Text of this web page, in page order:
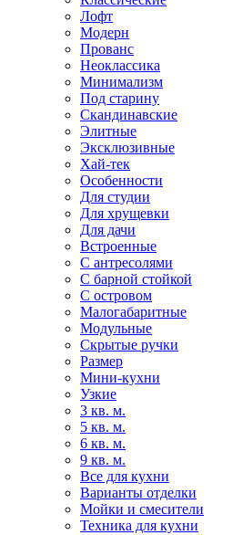
Лофт
Модерн
Прованс
Неоклассика
Минимализм
Под старину
Скандинавские
Элитные
Эксклюзивные
Хай-тек
Особенности
Для студии
Для хрущевки
Для дачи
Встроенные
С антресолями
С барной стойкой
С островом
Малогабаритные
Модульные
Скрытые ручки
Размер
Мини-кухни
Узкие
3 кв. м.
5 кв. м.
6 кв. м.
9 кв. м.
Все для кухни
Варианты отделки
Мойки и смесители
Техника для кухни